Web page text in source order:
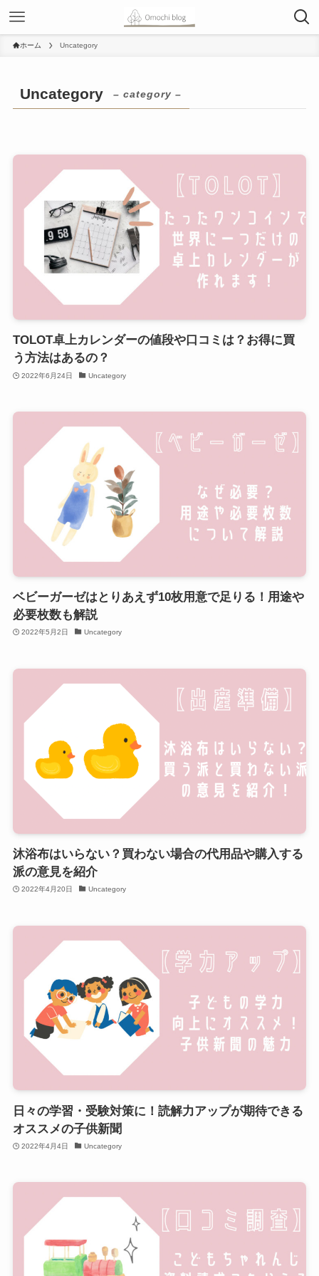
ホーム Uncategory
Uncategory – category –
TOLOT卓上カレンダーの値段や口コミは？お得に買
う方法はあるの？
2022年6月24日 Uncategory
ベビーガーゼはとりあえず10枚用意で足りる！用途や
必要枚数も解説
2022年5月2日 Uncategory
沐浴布はいらない？買わない場合の代用品や購入する
派の意見を紹介
2022年4月20日 Uncategory
日々の学習・受験対策に！読解力アップが期待できる
オススメの子供新聞
2022年4月4日 Uncategory